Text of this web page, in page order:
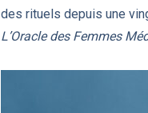
des rituels depuis une
L’Oracle des Femmes